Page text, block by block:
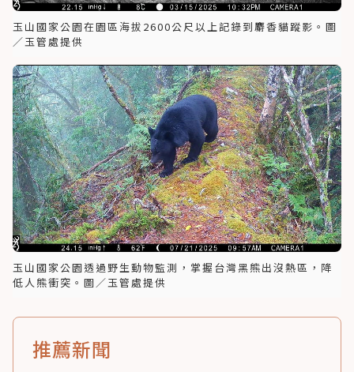
玉山國家公園在園區海拔2600公尺以上記錄到麝香貓蹤影。圖
／玉管處提供
玉山國家公園透過野生動物監測，掌握台灣黑熊出沒熱區，降
低人熊衝突。圖／玉管處提供
推薦新聞